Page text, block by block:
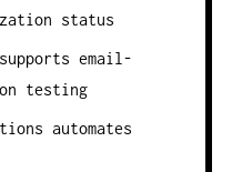
status
email-
testing
automates